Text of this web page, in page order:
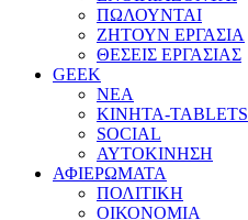
ΠΩΛΟΥΝΤΑΙ
ΖΗΤΟΥΝ ΕΡΓΑΣΙΑ
ΘΕΣΕΙΣ ΕΡΓΑΣΙΑΣ
GEEK
ΝΕΑ
ΚΙΝΗΤΑ-TABLETS
SOCIAL
ΑΥΤΟΚΙΝΗΣΗ
ΑΦΙΕΡΩΜΑΤΑ
ΠΟΛΙΤΙΚΗ
ΟΙΚΟΝΟΜΙΑ